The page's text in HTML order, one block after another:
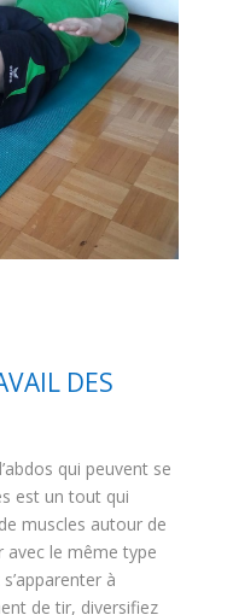
DES
qui peuvent se
est un tout qui
muscles autour de
avec le même type
à
de tir, diversifiez